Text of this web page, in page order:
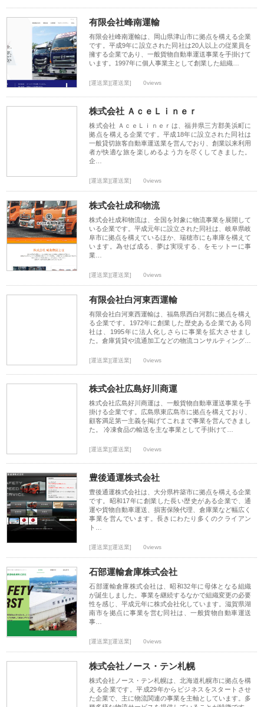
有限会社峰南運輸
有限会社峰南運輸は、岡山県津山市に拠点を構える企業
です。平成9年に設立された同社は20人以上の従業員を
擁する企業であり、一般貨物自動車運送事業を手掛けて
います。1997年に個人事業主として創業した組織…
[運送業][運送業] 0views
株式会社 ＡｃｅＬｉｎｅｒ
株式会社 ＡｃｅＬｉｎｅｒは、福井県三方郡美浜町に
拠点を構える企業です。平成18年に設立された同社は
一般貸切旅客自動車運送業を営んでおり、創業以来利用
者が快適な旅を楽しめるよう力を尽くしてきました。
企…
[運送業][運送業] 0views
株式会社成和物流
株式会社成和物流は、全国を対象に物流事業を展開して
いる企業です。平成元年に設立された同社は、岐阜県岐
阜市に拠点を構えているほか、瑞穂市にも車庫を構えて
います。為せば成る、夢は実現する、をモットーに事
業…
[運送業][運送業] 0views
有限会社白河東西運輸
有限会社白河東西運輸は、福島県西白河郡に拠点を構え
る企業です。1972年に創業した歴史ある企業である同
社は、1995年に法人化しさらに事業を拡大させまし
た。倉庫賃貸や流通加工などの物流コンサルティング…
[運送業][運送業] 0views
株式会社広島好川商運
株式会社広島好川商運は、一般貨物自動車運送事業を手
掛ける企業です。広島県東広島市に拠点を構えており、
顧客満足第一主義を掲げてこれまで事業を営んできまし
た。 冷凍食品の輸送を主な事業として手掛けて…
[運送業][運送業] 0views
豊後通運株式会社
豊後通運株式会社は、大分県杵築市に拠点を構える企業
です。昭和17年に創業した長い歴史がある企業で、通
運や貨物自動車運送、損害保険代理、倉庫業など幅広く
事業を営んでいます。長きにわたり多くのクライアン
ト…
[運送業][運送業] 0views
石部運輸倉庫株式会社
石部運輸倉庫株式会社は、昭和32年に母体となる組織
が誕生しました。事業を継続するなかで組織変更の必要
性を感じ、平成元年に株式会社化しています。滋賀県湖
南市を拠点に事業を営む同社は、一般貨物自動車運送
事…
[運送業][運送業] 0views
株式会社ノース・テン札幌
株式会社ノース・テン札幌は、北海道札幌市に拠点を構
える企業です。平成29年からビジネスをスタートさせ
た企業で、主に物流関連の事業を主軸としています。多